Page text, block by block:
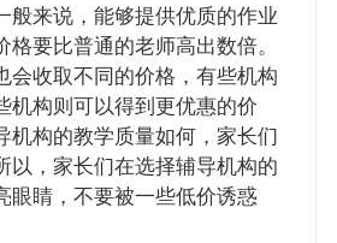
般来说，能够提供优质的作业
格要比普通的老师高出数倍。
会收取不同的价格，有些机构
机构则可以得到更优惠的价
机构的教学质量如何，家长们
以，家长们在选择辅导机构的
眼睛，不要被一些低价诱惑